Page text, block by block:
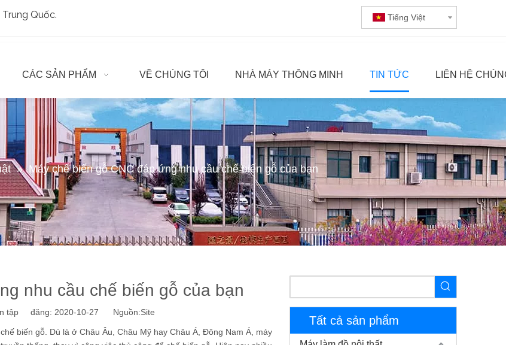
Quốc. Tiếng Việt
CÁC SẢN PHẨM VỀ CHÚNG TÔI NHÀ MÁY THÔNG MINH TIN TỨC LIÊN HỆ
» Máy chế biến gỗ CNC đáp ứng nhu cầu chế biến gỗ của bạn
nhu cầu chế biến gỗ của bạn
tập đăng: 2020-10-27 Nguồn:Site
biến gỗ. Dù là ở Châu Âu, Châu Mỹ hay Châu Á, Đông Nam Á, máy
Tất cả sản phẩm